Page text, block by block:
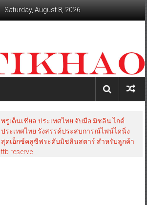
Saturday, August 8, 2026
พรูเด็นเชียล ประเทศไทย จับมือ มิชลิน ไกด์
ประเทศไทย รังสรรค์ประสบการณ์ไฟน์ไดนิ่ง
สุดเอ็กซ์คลูซีฟระดับมิชลินสตาร์ สำหรับลูกค้า
ttb reserve